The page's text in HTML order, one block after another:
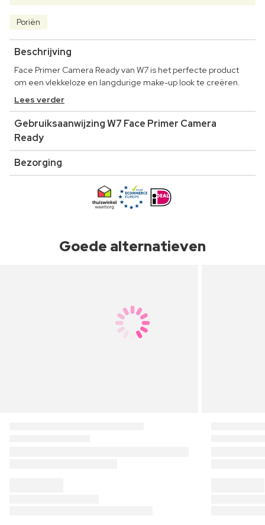
Poriën
Beschrijving
Face Primer Camera Ready van W7 is het perfecte product
om een vlekkeloze en langdurige make-up look te creëren.
Lees verder
Gebruiksaanwijzing W7 Face Primer Camera
Ready
Bezorging
Goede alternatieven